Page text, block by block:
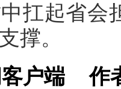
扛起省会
撑。
客户端作